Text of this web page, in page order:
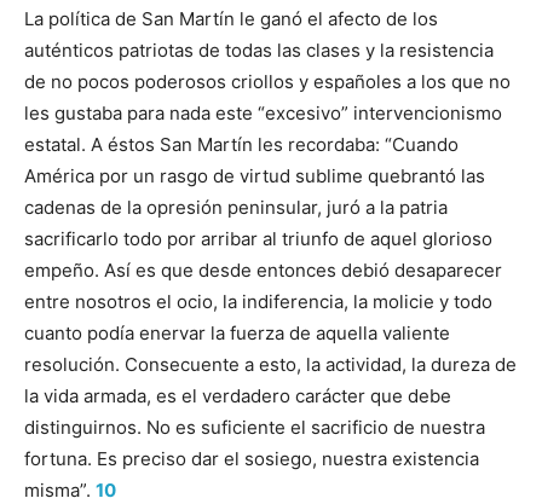
La política de San Martín le ganó el afecto de los
auténticos patriotas de todas las clases y la resistencia
de no pocos poderosos criollos y españoles a los que no
les gustaba para nada este “excesivo” intervencionismo
estatal. A éstos San Martín les recordaba: “Cuando
América por un rasgo de virtud sublime quebrantó las
cadenas de la opresión peninsular, juró a la patria
sacrificarlo todo por arribar al triunfo de aquel glorioso
empeño. Así es que desde entonces debió desaparecer
entre nosotros el ocio, la indiferencia, la molicie y todo
cuanto podía enervar la fuerza de aquella valiente
resolución. Consecuente a esto, la actividad, la dureza de
la vida armada, es el verdadero carácter que debe
distinguirnos. No es suficiente el sacrificio de nuestra
fortuna. Es preciso dar el sosiego, nuestra existencia
misma”. 10